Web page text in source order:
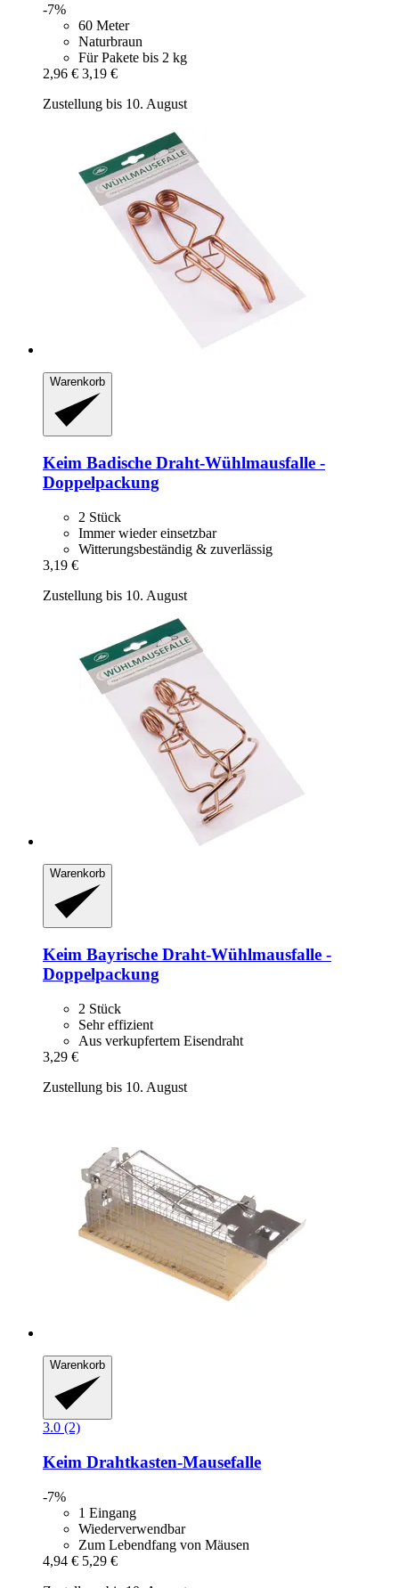
-7%
60 Meter
Naturbraun
Für Pakete bis 2 kg
2,96 € 3,19 €
Zustellung bis 10. August
Warenkorb
Keim Badische Draht-​Wühlmausfalle -​
Doppelpackung
2 Stück
Immer wieder einsetzbar
Witterungsbeständig & zuverlässig
3,19 €
Zustellung bis 10. August
Warenkorb
Keim Bayrische Draht-​Wühlmausfalle -​
Doppelpackung
2 Stück
Sehr effizient
Aus verkupfertem Eisendraht
3,29 €
Zustellung bis 10. August
Warenkorb
3.0 (2)
Keim Drahtkasten-​Mausefalle
-7%
1 Eingang
Wiederverwendbar
Zum Lebendfang von Mäusen
4,94 € 5,29 €